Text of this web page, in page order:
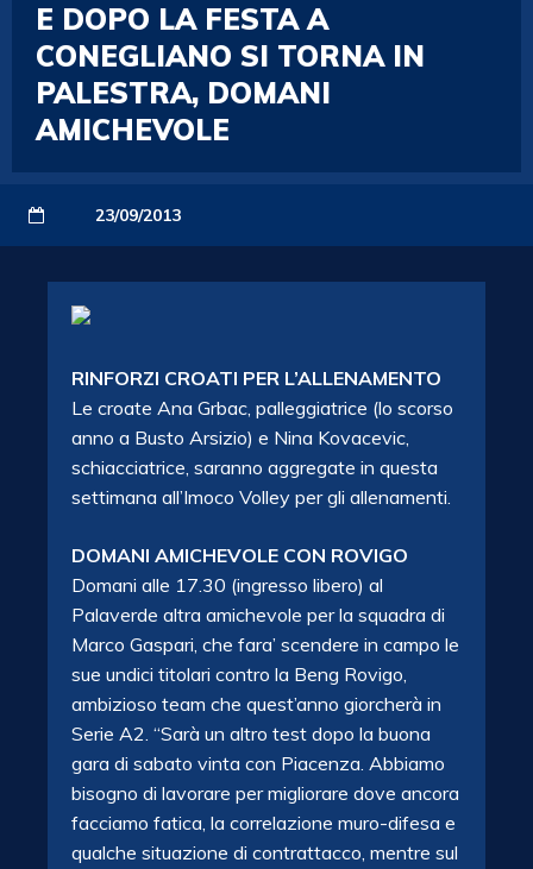
E DOPO LA FESTA A
CONEGLIANO SI TORNA IN
PALESTRA, DOMANI
AMICHEVOLE
23/09/2013
RINFORZI CROATI PER L’ALLENAMENTO
Le croate Ana Grbac, palleggiatrice (lo scorso
anno a Busto Arsizio) e Nina Kovacevic,
schiacciatrice, saranno aggregate in questa
settimana all’Imoco Volley per gli allenamenti.
DOMANI AMICHEVOLE CON ROVIGO
Domani alle 17.30 (ingresso libero) al
Palaverde altra amichevole per la squadra di
Marco Gaspari, che fara’ scendere in campo le
sue undici titolari contro la Beng Rovigo,
ambizioso team che quest’anno giorcherà in
Serie A2. “Sarà un altro test dopo la buona
gara di sabato vinta con Piacenza. Abbiamo
bisogno di lavorare per migliorare dove ancora
facciamo fatica, la correlazione muro-difesa e
qualche situazione di contrattacco, mentre sul